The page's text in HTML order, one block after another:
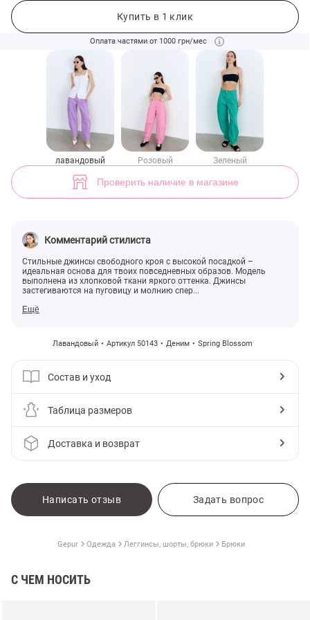
Купить в 1 клик
Оплата частями от 1000 грн/мес
лавандовый Розовый Зеленый
Проверить наличие в магазине
Комментарий стилиста
Стильные джинсы свободного кроя с высокой посадкой –
идеальная основа для твоих повседневных образов. Модель
выполнена из хлопковой ткани яркого оттенка. Джинсы
застегиваются на пуговицу и молнию спер...
Ещё
Лавандовый Артикул 50143 Деним Spring Blossom
Состав и уход
Таблица размеров
Доставка и возврат
Написать отзыв Задать вопрос
Gepur Одежда Леггинсы, шорты, брюки Брюки
С ЧЕМ НОСИТЬ
Джинсы-бочки свободного кроя в лавандовом оттенке (арт.